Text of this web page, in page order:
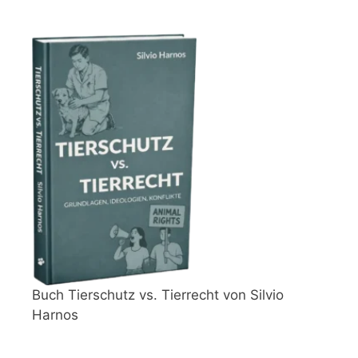
Buch Tierschutz vs. Tierrecht von Silvio
Harnos